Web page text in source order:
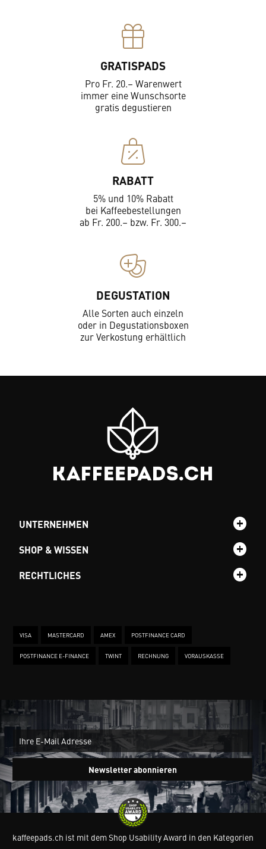
GRATISPADS
Pro Fr. 20.– Warenwert
immer eine Wunschsorte
gratis degustieren
RABATT
5% und 10% Rabatt
bei Kaffeebestellungen
ab Fr. 200.– bzw. Fr. 300.–
DEGUSTATION
Alle Sorten auch einzeln
oder in Degustationsboxen
zur Verkostung erhältlich
UNTERNEHMEN
SHOP & WISSEN
RECHTLICHES
VISA MASTERCARD AMEX POSTFINANCE CARD
POSTFINANCE E-FINANCE TWINT RECHNUNG VORAUSKASSE
Newsletter abonnieren
kaffeepads.ch ist mit dem Shop Usability Award in den Kategorien